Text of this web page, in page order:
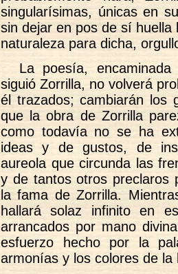
singularísimas, únicas en
sin dejar en pos de sí
naturaleza para dicha,
La poesía,
siguió Zorrilla, no volverá
él trazados; cambiarán los
que la obra de Zorrilla
como todavía no se ha
ideas y de gustos, de
aureola que circunda las
y de tantos otros preclaros
la fama de Zorrilla.
hallará solaz infinito en
arrancados por mano
esfuerzo hecho por la
armonías y los colores de la